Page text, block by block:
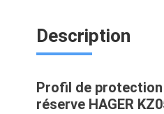
Description
Profil de
réserve HAGER